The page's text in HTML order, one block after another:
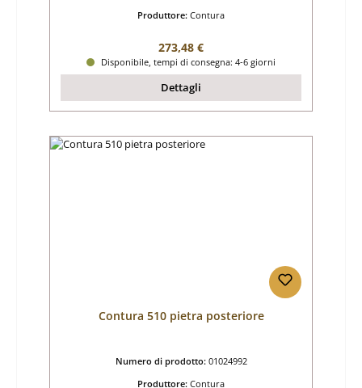
Produttore: Contura
Prezzo normale:
273,48 €
Disponibile, tempi di consegna: 4-6 giorni
Dettagli
Contura 510 pietra posteriore
Numero di prodotto: 01024992
Produttore: Contura